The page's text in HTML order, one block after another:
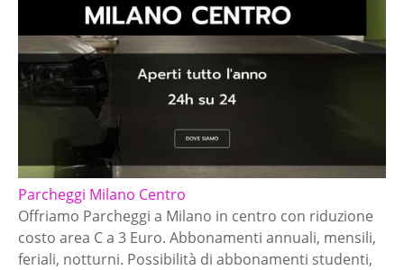
Parcheggi Milano Centro
Offriamo Parcheggi a Milano in centro con riduzione
costo area C a 3 Euro. Abbonamenti annuali, mensili,
feriali, notturni. Possibilità di abbonamenti studenti,